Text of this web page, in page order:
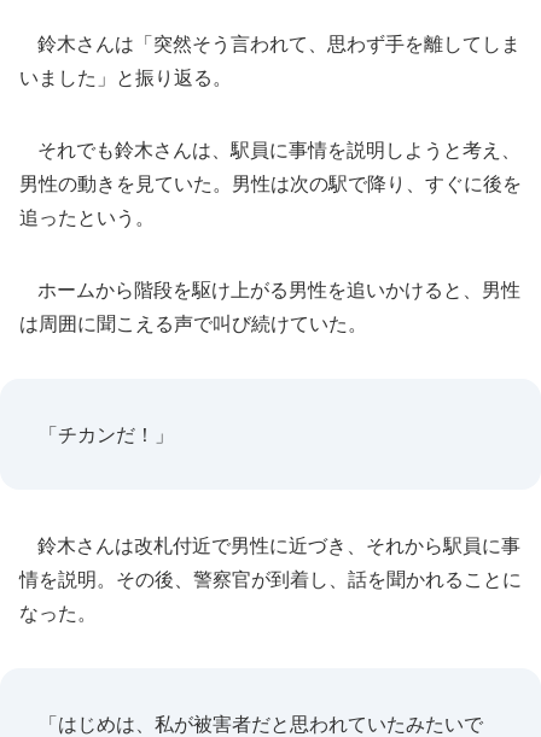
鈴木さんは「突然そう言われて、思わず手を離してしま
いました」と振り返る。
それでも鈴木さんは、駅員に事情を説明しようと考え、
男性の動きを見ていた。男性は次の駅で降り、すぐに後を
追ったという。
ホームから階段を駆け上がる男性を追いかけると、男性
は周囲に聞こえる声で叫び続けていた。
「チカンだ！」
鈴木さんは改札付近で男性に近づき、それから駅員に事
情を説明。その後、警察官が到着し、話を聞かれることに
なった。
「はじめは、私が被害者だと思われていたみたいで